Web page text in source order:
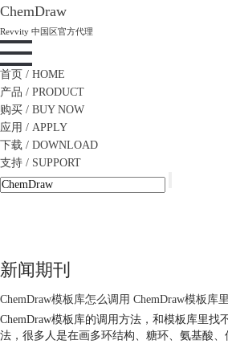
ChemDraw
Revvity 中国区官方代理
首页 / HOME
产品 / PRODUCT
购买 / BUY NOW
应用 / APPLY
下载 / DOWNLOAD
支持 / SUPPORT
新闻期刊
ChemDraw模板库怎么调用 ChemDraw模板库
ChemDraw模板库的调用方法，和模板库里找
法，很多人是在画多环结构、糖环、氨基酸